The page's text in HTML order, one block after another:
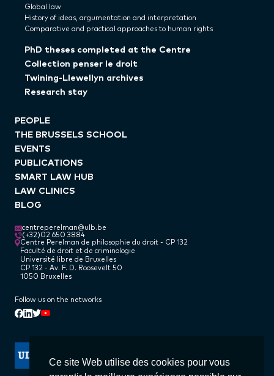
Ce site Web utilise des cookies pour vous
Global law
History of ideas, argumentation and interpretation
Comparative and practical approaches to human rights
PhD theses completed at the Centre
Collection penser le droit
Twining-Llewellyn archives
Research stay
PEOPLE
THE BRUSSELS SCHOOL
EVENTS
PUBLICATIONS
SMART LAW HUB
LAW CLINICS
BLOG
centreperelman@ulb.be
(+32)02 650 3884
Centre Perelman de philosophie du droit - CP 132
Faculté de droit et de criminologie
Université libre de Bruxelles
CP 132 - Av. F. D. Roosevelt 50
1050 Bruxelles
Follow us on the networks
Facebook
Linkedin
Twitter
Youtube